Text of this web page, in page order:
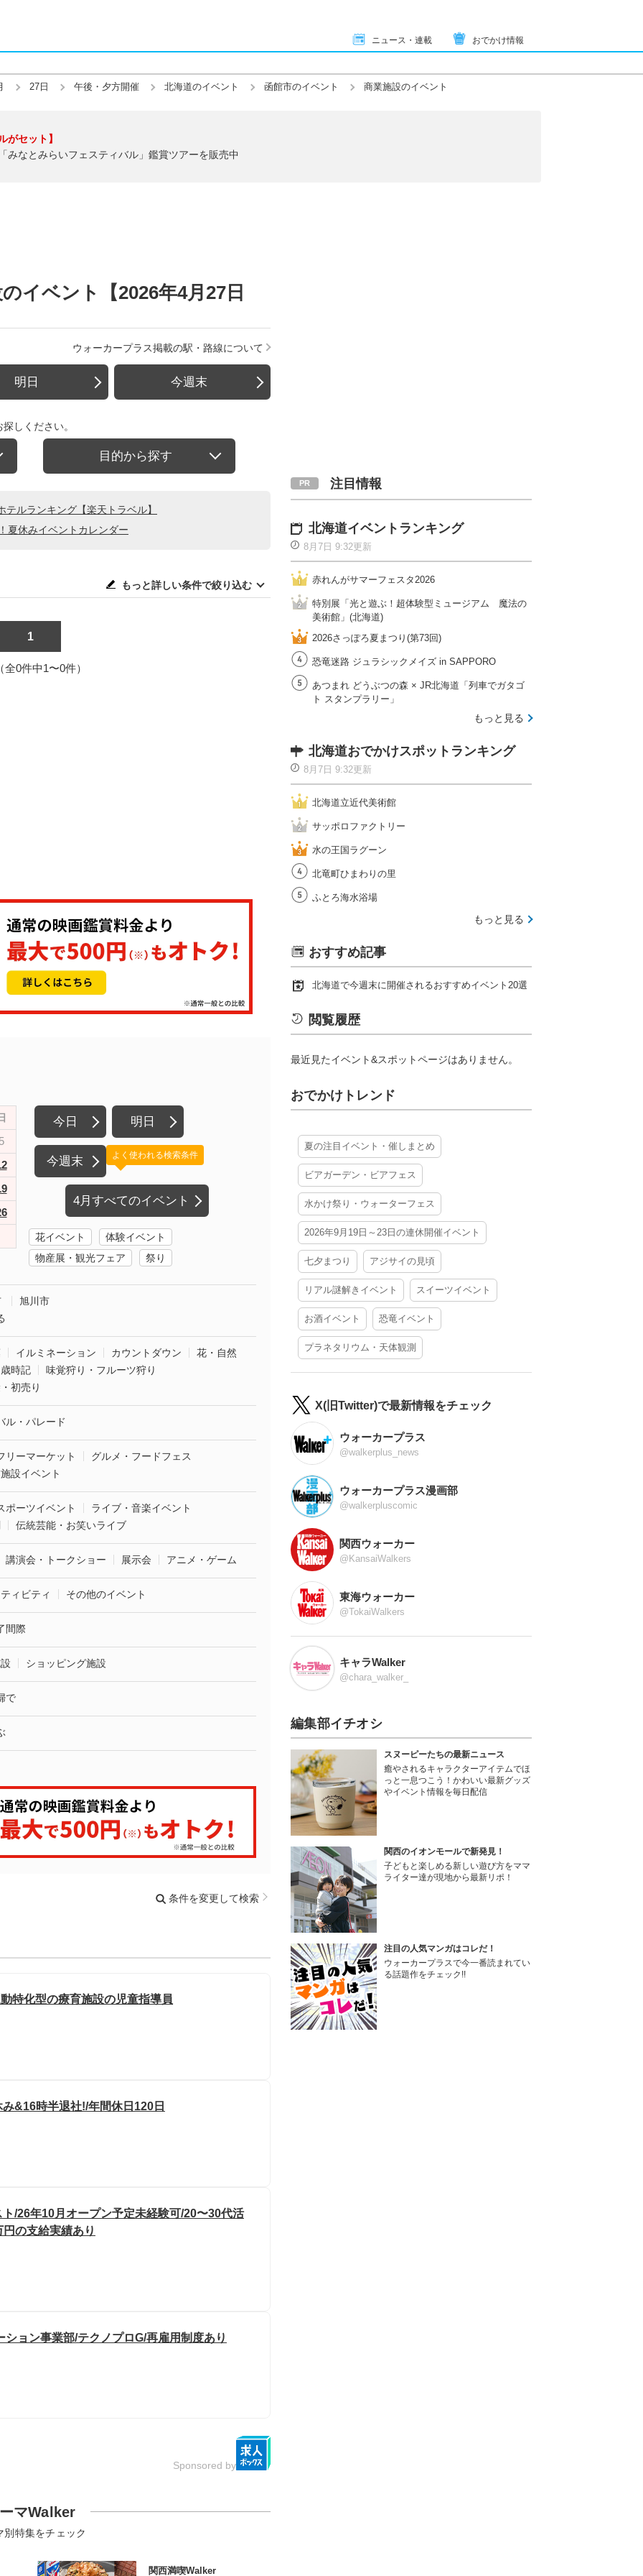
ニュース・連載 おでかけ情報
27日 午後・夕方開催 北海道のイベント 函館市のイベント 商業施設のイベント
がセット】
みなとみらいフェスティバル」鑑賞ツアーを販売中
イベント【2026年4月27日
ウォーカープラス掲載の駅・路線について
明日 今週末
しください。
目的から探す
ルランキング【楽天トラベル】
夏休みイベントカレンダー
もっと詳しい条件で絞り込む
1
全0件中1〜0件）
今日 明日
今週末
4月すべてのイベント
よく使われる検索条件
花イベント
体験イベント
物産展・観光フェア
祭り
旭川市
イルミネーション カウントダウン
花・自然
時記
味覚狩り・フルーツ狩り
初売り
ル・パレード
リーマーケット
グルメ・フードフェス
設イベント
ポーツイベント
ライブ・音楽イベント
伝統芸能・お笑いライブ
講演会・トークショー 展示会 アニメ・ゲーム
ィビティ その他のイベント
間際
ショッピング施設
で
条件を変更して検索
特化型の療育施設の児童指導員
&16時半退社!/年間休日120日
/26年10月オープン予定未経験可/20〜30代活
の支給実績あり
ョン事業部/テクノプロG/再雇用制度あり
Sponsored by
マWalker
別特集をチェック
関西満喫Walker
注目情報
北海道イベントランキング
8月7日 9:32更新
赤れんがサマーフェスタ2026
特別展「光と遊ぶ！超体験型ミュージアム 魔法の
美術館」(北海道)
2026さっぽろ夏まつり(第73回)
恐竜迷路 ジュラシックメイズ in SAPPORO
あつまれ どうぶつの森 × JR北海道「列車でガタゴ
ト スタンプラリー」
もっと見る
北海道おでかけスポットランキング
8月7日 9:32更新
北海道立近代美術館
サッポロファクトリー
水の王国ラグーン
北竜町ひまわりの里
ふとろ海水浴場
もっと見る
おすすめ記事
北海道で今週末に開催されるおすすめイベント20選
閲覧履歴
最近見たイベント&スポットページはありません。
おでかけトレンド
夏の注目イベント・催しまとめ
ビアガーデン・ビアフェス
水かけ祭り・ウォーターフェス
2026年9月19日～23日の連休開催イベント
七夕まつり アジサイの見頃
リアル謎解きイベント スイーツイベント
お酒イベント 恐竜イベント
プラネタリウム・天体観測
X(旧Twitter)で最新情報をチェック
ウォーカープラス
@walkerplus_news
ウォーカープラス漫画部
@walkerpluscomic
関西ウォーカー
@KansaiWalkers
東海ウォーカー
@TokaiWalkers
キャラWalker
@chara_walker_
編集部イチオシ
スヌーピーたちの最新ニュース
癒やされるキャラクターアイテムでほ
っと一息つこう！かわいい最新グッズ
やイベント情報を毎日配信
関西のイオンモールで新発見！
子どもと楽しめる新しい遊び方をママ
ライター達が現地から最新リポ！
注目の人気マンガはコレだ！
ウォーカープラスで今一番読まれてい
る話題作をチェック!!